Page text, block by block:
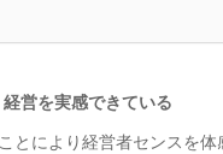
営を実感できている
により経営者センスを体